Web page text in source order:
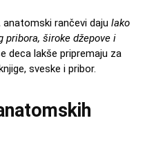
rančevi daju lako
pribora, široke džepove i
deca lakše pripremaju za
sveske i pribor.